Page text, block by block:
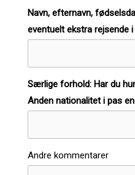
Navn, efternavn,
eventuelt ekstra rejsende
Særlige forhold: Har du
Anden nationalitet i pas
Andre kommentarer